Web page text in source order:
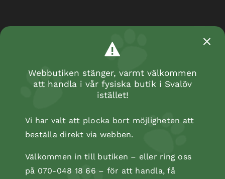
Webbutiken stänger, varmt välkommen
att handla i vår fysiska butik i Svalöv
istället!
Vi har valt att plocka bort möjligheten att
beställa direkt via webben.
Välkommen in till butiken – eller ring oss
på 070-048 18 66 – för att handla, få